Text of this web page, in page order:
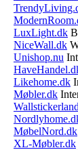
LuxLight.dk
NiceWall.dk
Unishop.nu
Likehome.dk
Møbler.dk
MøbelNord.dk
XL-Møbler.dk